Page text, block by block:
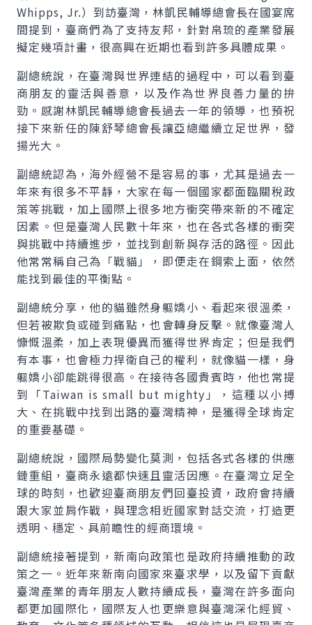
Whipps, Jr.）到訪臺灣，林凱民輔導總會長在國宴席
間提到，臺商們為了支持友邦，針對帛琉的產業發展
擬定幾項計畫，很高興在近期也看到許多具體成果。
副總統說，在臺灣與世界連結的過程中，可以看到臺
商朋友的靈活與善意，以及作為世界良善力量的拚
勁。感謝林凱民輔導總會長過去一年的領導，也預祝
接下來新任的陳舒琴總會長讓亞總繼續立足世界，發
揚光大。
副總統認為，海外經營不是容易的事，尤其是過去一
年來有很多不平靜，大家在每一個國家都面臨關稅政
策等挑戰，加上國際上很多地方衝突帶來新的不確定
因素。但是臺灣人民數十年來，也在各式各樣的衝突
與挑戰中持續進步，並找到創新與存活的路徑。因此
他常常稱自己為「戰貓」，即便走在鋼索上面，依然
能找到最佳的平衡點。
副總統分享，他的貓雖然身軀嬌小、看起來很溫柔，
但若被欺負或碰到痛點，也會轉身反擊。就像臺灣人
慷慨溫柔，加上表現優異而獲得世界肯定；但是我們
有本事，也會極力捍衛自己的權利，就像貓一樣，身
軀嬌小卻能跳得很高。在接待各國貴賓時，他也常提
到「Taiwan is small but mighty」，這種以小搏
大、在挑戰中找到出路的臺灣精神，是獲得全球肯定
的重要基礎。
副總統說，國際局勢變化莫測，包括各式各樣的供應
鏈重組，臺商永遠都快速且靈活因應。在臺灣立足全
球的時刻，也歡迎臺商朋友們回臺投資，政府會持續
跟大家並肩作戰，與理念相近國家對話交流，打造更
透明、穩定、具前瞻性的經商環境。
副總統接著提到，新南向政策也是政府持續推動的政
策之一。近年來新南向國家來臺求學，以及留下貢獻
臺灣產業的青年朋友人數持續成長，臺灣在許多面向
都更加國際化，國際友人也更樂意與臺灣深化經貿、